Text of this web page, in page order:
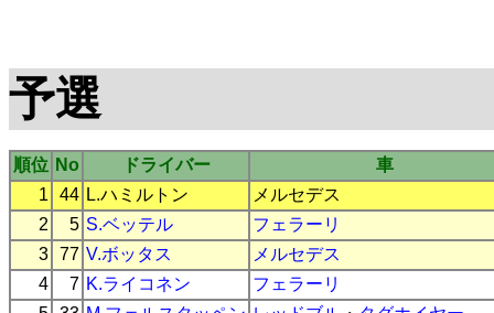
予選
順位 No ドライバー
車
1
44 L.ハミルトン
メルセデス
2
5 S.ベッテル
フェラーリ
3 77 V.ボッタス
メルセデス
4
7 K.ライコネン
フェラーリ